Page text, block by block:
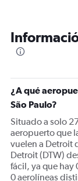
categories.
The
Y
axis
displaying
values.
Range:
0
to
1500.
¿A qué
São Paulo?
Situado a solo
aeropuerto que
vuelen a Detroit
Detroit (DTW)
fácil, ya que hay
0 aerolíneas